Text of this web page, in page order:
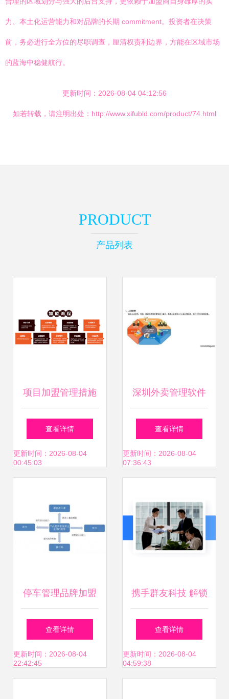
力、本土化运营能力和对品牌的长期 commitment。投资者在决策
前，务必进行全方位的尽职调查，厘清权责利边界，方能在区域市场
的蓝海中稳健航行。
更新时间：2026-08-04 04:12:56
如若转载，请注明出处：http://www.xifubld.com/product/74.html
PRODUCT
产品列表
项目加盟管理措施
与企业加盟管理体
系构建
查看详情
更新时间：2026-08-04
00:45:03
深圳外卖管理软件
宝安、民治招商加
盟，点亮未来投资
查看详情
更新时间：2026-08-04
07:36:43
停车管理品牌加盟
合作怎么选？波特
五力分析利与弊与
查看详情
更新时间：2026-08-04
22:42:45
携手群友科技 解锁
私域流量推广新蓝
海，共创互联网创
查看详情
更新时间：2026-08-04
04:59:38